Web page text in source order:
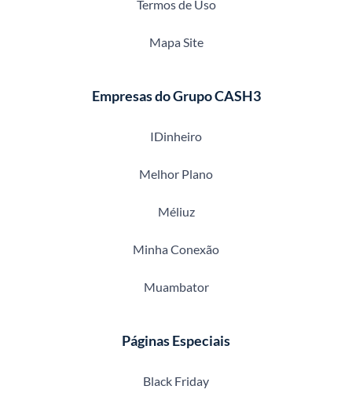
Termos de Uso
Mapa Site
Empresas do Grupo CASH3
IDinheiro
Melhor Plano
Méliuz
Minha Conexão
Muambator
Páginas Especiais
Black Friday